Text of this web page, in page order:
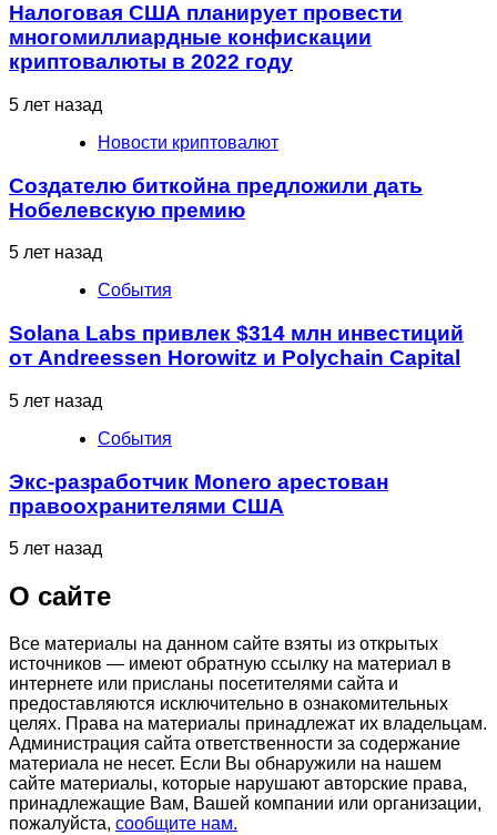
Налоговая США планирует провести
многомиллиардные конфискации
криптовалюты в 2022 году
5 лет назад
Новости криптовалют
Создателю биткойна предложили дать
Нобелевскую премию
5 лет назад
События
Solana Labs привлек $314 млн инвестиций
от Andreessen Horowitz и Polychain Capital
5 лет назад
События
Экс-разработчик Monero арестован
правоохранителями США
5 лет назад
О сайте
Все материалы на данном сайте взяты из открытых
источников — имеют обратную ссылку на материал в
интернете или присланы посетителями сайта и
предоставляются исключительно в ознакомительных
целях. Права на материалы принадлежат их владельцам.
Администрация сайта ответственности за содержание
материала не несет. Если Вы обнаружили на нашем
сайте материалы, которые нарушают авторские права,
принадлежащие Вам, Вашей компании или организации,
пожалуйста, сообщите нам.